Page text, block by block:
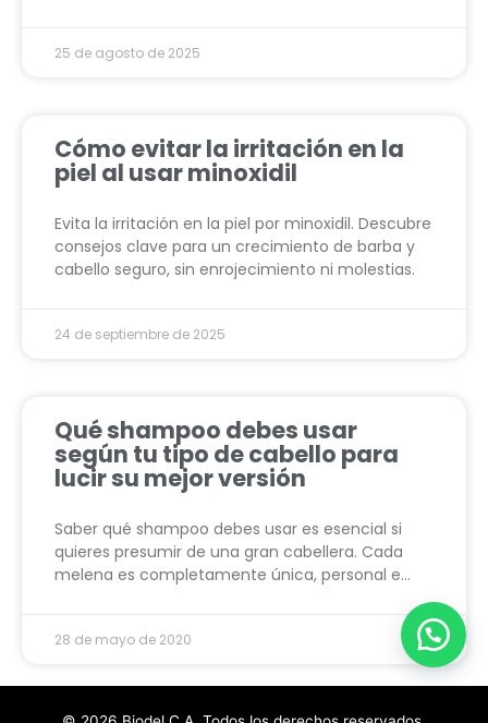
25 de agosto de 2025
Cómo evitar la irritación en la
piel al usar minoxidil
Evita la irritación en la piel por minoxidil. Descubre
consejos clave para un crecimiento de barba y
cabello seguro, sin enrojecimiento ni molestias.
24 de septiembre de 2025
Qué shampoo debes usar
según tu tipo de cabello para
lucir su mejor versión
Saber qué shampoo debes usar es esencial si
quieres presumir de una gran cabellera. Cada
melena es completamente única, personal e…
28 de mayo de 2020